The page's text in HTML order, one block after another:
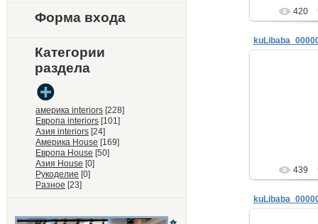
Форма входа
Категории
раздела
америка interiors [228]
Европа interiors [101]
Азия interiors [24]
Америка House [169]
Европа House [50]
Азия House [0]
Рукоделие [0]
Разное [23]
420
439